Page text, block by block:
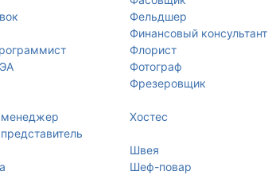
менеджер
Фельдшер
Финансовый консультант
Флорист
Фотограф
Фрезеровщик
Хостес
Швея
Шеф-повар